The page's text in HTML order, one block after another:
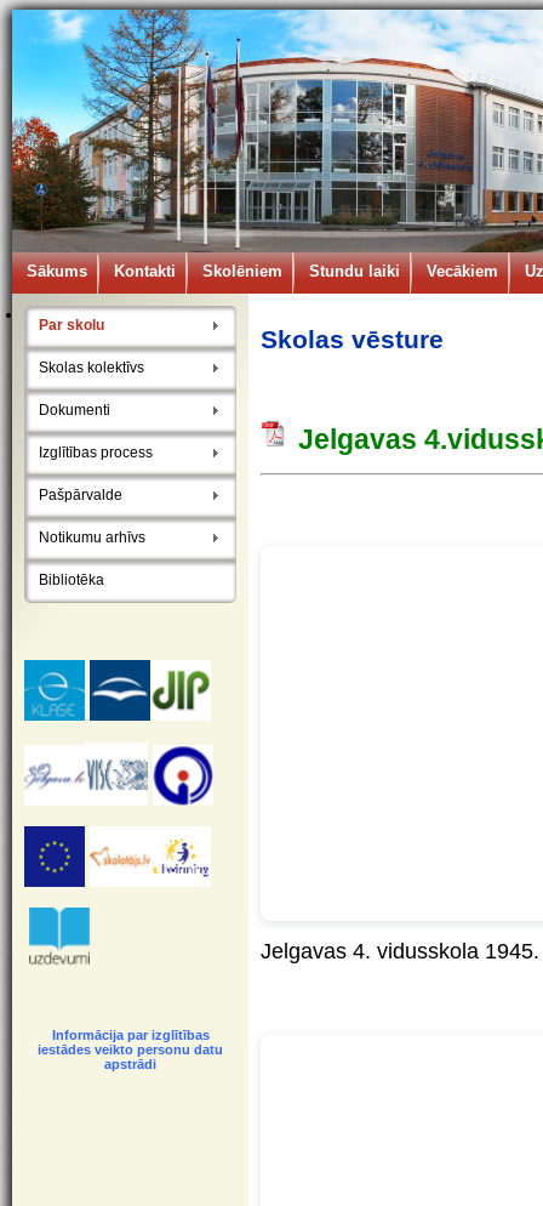
Sākums Kontakti Skolēniem Stundu laiki Vecākiem
Par skolu
Skolas kolektīvs
Dokumenti
Izglītības process
Pašpārvalde
Notikumu arhīvs
Bibliotēka
Informācija par izglītības
iestādes veikto personu datu
apstrādi
Skolas vēsture
Jelgavas
Jelgavas 4. vidusskola